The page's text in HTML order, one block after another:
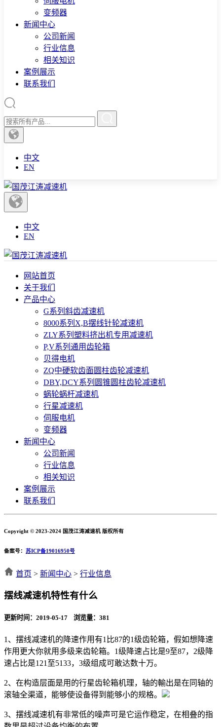
变频器
新闻中心
公司新闻
行业信息
相关知识
案例展示
联系我们
中文
EN
中文
EN
网站首页
关于我们
产品中心
G系列斜齿减速机
8000系列X,B摆线针轮减速机
ZLY系列塑料挤出机专用减速机
P,V系列通用齿轮箱
贝得电机
ZQ中硬软齿面圆柱齿轮减速机
DBY,DCY系列圆锥圆柱齿轮减速机
蜗轮蜗杆减速机
行星减速机
伺服电机
变频器
新闻中心
公司新闻
行业信息
相关知识
案例展示
联系我们
Copyright © 2023-2024 国茂江涛减速机 版权所有
备案号： 苏ICP备19016950号
首页 > 新闻中心 > 行业信息
摆线减速机特性有什么
更新时间：2019-05-17 浏览量： 381
1、摆线减速机的降速作用有1比87的1级齿轮箱，假如想降速
作用更大你就用多级来齿轮箱。1级降速占比是9至87，2级降
速占比是121至5133，3级组成可敢达数十万。
2、在构造层面是用的行星齿轮箱机理，轴的輸出是在同轴的
滚轴全渠道，能够使设备得到能够小的规格。
3、摆线减速机有非常低的噪声可是它运作稳定，在相叠的指